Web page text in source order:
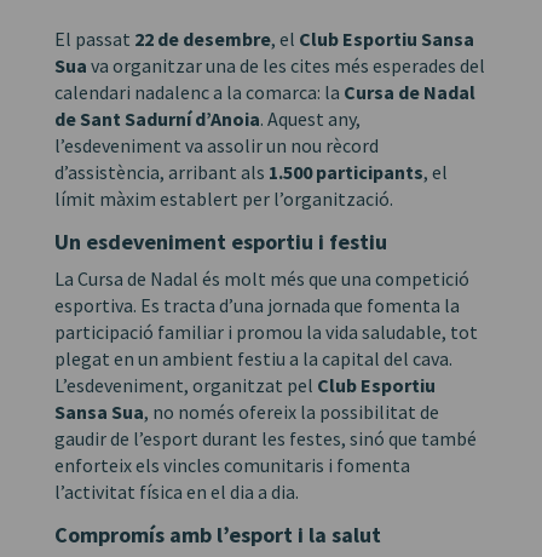
El passat 22 de desembre, el Club Esportiu Sansa
Sua va organitzar una de les cites més esperades del
calendari nadalenc a la comarca: la Cursa de Nadal
de Sant Sadurní d’Anoia. Aquest any,
l’esdeveniment va assolir un nou rècord
d’assistència, arribant als 1.500 participants, el
límit màxim establert per l’organització.
Un esdeveniment esportiu i festiu
La Cursa de Nadal és molt més que una competició
esportiva. Es tracta d’una jornada que fomenta la
participació familiar i promou la vida saludable, tot
plegat en un ambient festiu a la capital del cava.
L’esdeveniment, organitzat pel Club Esportiu
Sansa Sua, no només ofereix la possibilitat de
gaudir de l’esport durant les festes, sinó que també
enforteix els vincles comunitaris i fomenta
l’activitat física en el dia a dia.
Compromís amb l’esport i la salut